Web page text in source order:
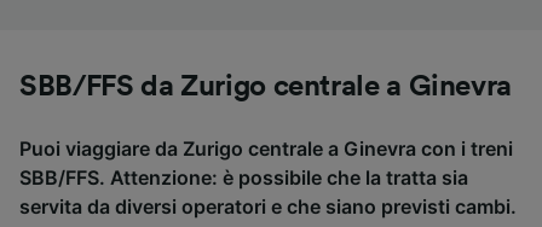
SBB/FFS da Zurigo centrale a Ginevra
Puoi viaggiare da Zurigo centrale a Ginevra con i treni
SBB/FFS. Attenzione: è possibile che la tratta sia
servita da diversi operatori e che siano previsti cambi.